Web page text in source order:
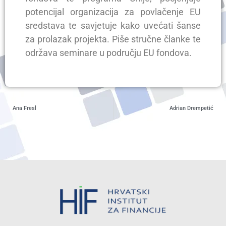
potencijal organizacija za povlačenje EU
sredstava te savjetuje kako uvećati šanse
za prolazak projekta. Piše stručne članke te
održava seminare u području EU fondova.
Ana Fresl Adrian Drempetić